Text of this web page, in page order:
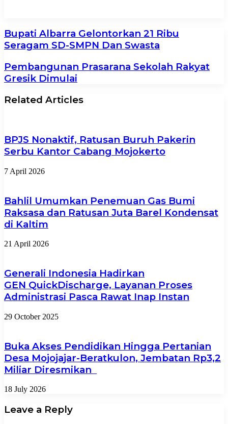
Bupati Albarra Gelontorkan 21 Ribu
Seragam SD-SMPN Dan Swasta
Pembangunan Prasarana Sekolah Rakyat
Gresik Dimulai
Related Articles
BPJS Nonaktif, Ratusan Buruh Pakerin
Serbu Kantor Cabang Mojokerto
7 April 2026
Bahlil Umumkan Penemuan Gas Bumi
Raksasa dan Ratusan Juta Barel Kondensat
di Kaltim
21 April 2026
Generali Indonesia Hadirkan
GEN QuickDischarge, Layanan Proses
Administrasi Pasca Rawat Inap Instan
29 October 2025
Buka Akses Pendidikan Hingga Pertanian
Desa Mojojajar-Beratkulon, Jembatan Rp3,2
Miliar Diresmikan
18 July 2026
Leave a Reply